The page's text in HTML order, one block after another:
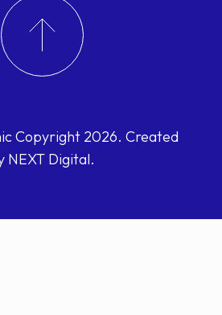
Copyright 2026. Created
NEXT Digital.